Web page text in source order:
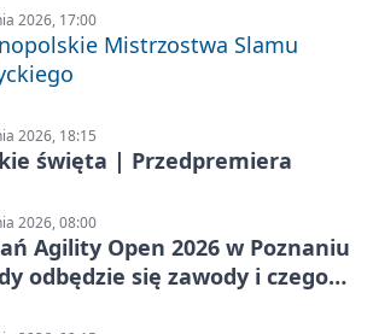
2026, 17:00
Mistrzostwa Slamu
2026, 18:15
święta | Przedpremiera
2026, 08:00
Agility Open 2026 w Poznaniu
odbędzie się zawody i czego